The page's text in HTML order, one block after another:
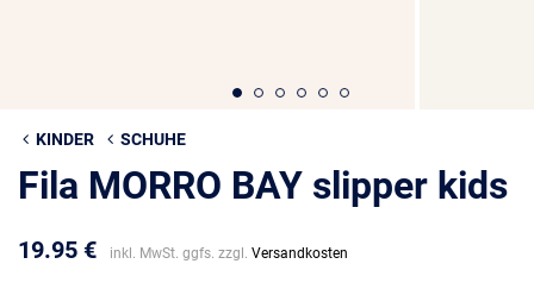
KINDER SCHUHE
Fila MORRO BAY slipper kids
19.95 € inkl. MwSt. ggfs. zzgl. Versandkosten